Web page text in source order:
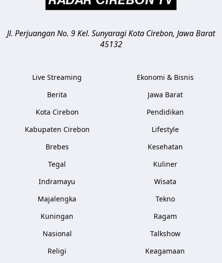
Jl. Perjuangan No. 9 Kel. SunyaragiKota Cirebon, Jawa Barat
45132
Live Streaming
Berita
Kota Cirebon
Kabupaten Cirebon
Brebes
Tegal
Indramayu
Majalengka
Kuningan
Nasional
Religi
Ekonomi & Bisnis
Jawa Barat
Pendidikan
Lifestyle
Kesehatan
Kuliner
Wisata
Tekno
Ragam
Talkshow
Keagamaan